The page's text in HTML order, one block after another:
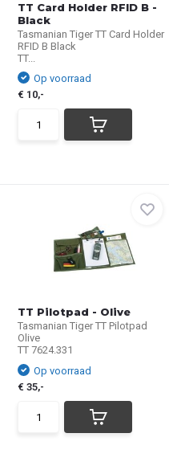
TT Card Holder RFID B -
Black
Tasmanian Tiger TT Card Holder
RFID B Black
TT...
Op voorraad
€ 10,-
TT Pilotpad - Olive
Tasmanian Tiger TT Pilotpad
Olive
TT 7624.331
Op voorraad
€ 35,-